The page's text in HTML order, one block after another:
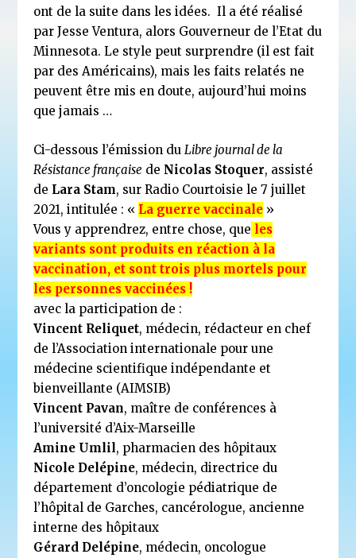
ont de la suite dans les idées. Il a été réalisé
par Jesse Ventura, alors Gouverneur de l’Etat du
Minnesota. Le style peut surprendre (il est fait
par des Américains), mais les faits relatés ne
peuvent être mis en doute, aujourd’hui moins
que jamais …
Ci-dessous l’émission du Libre journal de la
Résistance française de Nicolas Stoquer, assisté
de Lara Stam, sur Radio Courtoisie le 7 juillet
2021, intitulée : « La guerre vaccinale »
Vous y apprendrez, entre chose, que les
variants sont produits en réaction à la
vaccination, et sont trois plus mortels pour
les personnes vaccinées !
avec la participation de :
Vincent Reliquet, médecin, rédacteur en chef
de l’Association internationale pour une
médecine scientifique indépendante et
bienveillante (AIMSIB)
Vincent Pavan, maître de conférences à
l’université d’Aix-Marseille
Amine Umlil, pharmacien des hôpitaux
Nicole Delépine, médecin, directrice du
département d’oncologie pédiatrique de
l’hôpital de Garches, cancérologue, ancienne
interne des hôpitaux
Gérard Delépine, médecin, oncologue